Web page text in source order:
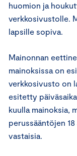
huomion ja
verkkosivustolle.
lapsille sopiva.
Mainonnan
mainoksissa on
verkkosivusto on
esitetty
kuulla mainoksia,
perussääntöjen
vastaisia.